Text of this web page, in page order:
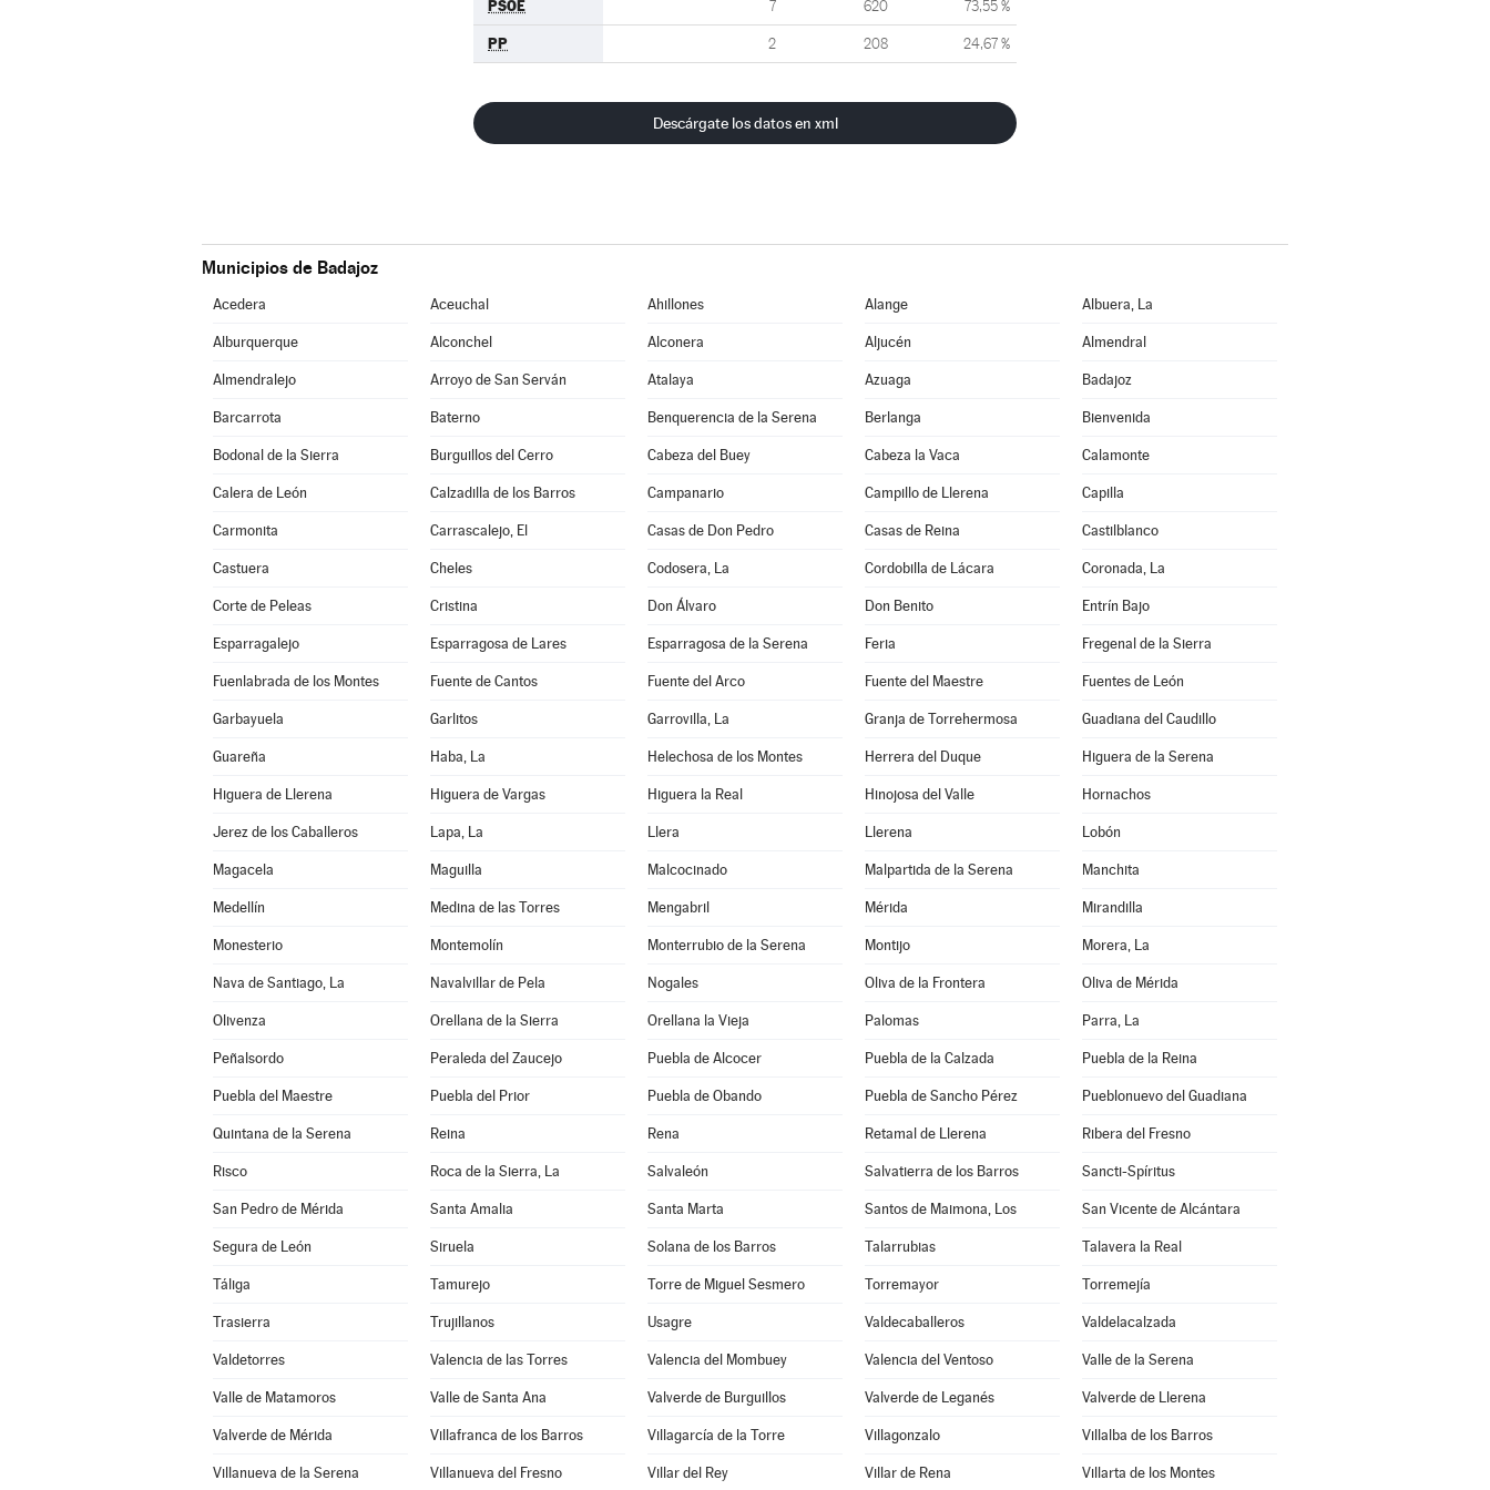
PSOE 7 620 73,55 %
PP 2 208 24,67 %
Descárgate los datos en xml
Municipios de Badajoz
Acedera Aceuchal Ahillones Alange Albuera, La
Alburquerque Alconchel Alconera Aljucén Almendral
Almendralejo Arroyo de San Serván Atalaya Azuaga Badajoz
Barcarrota Baterno Benquerencia de la Serena Berlanga Bienvenida
Bodonal de la Sierra Burguillos del Cerro Cabeza del Buey Cabeza la Vaca Calamonte
Calera de León Calzadilla de los Barros Campanario Campillo de Llerena Capilla
Carmonita Carrascalejo, El Casas de Don Pedro Casas de Reina Castilblanco
Castuera Cheles Codosera, La Cordobilla de Lácara Coronada, La
Corte de Peleas Cristina Don Álvaro Don Benito Entrín Bajo
Esparragalejo Esparragosa de Lares Esparragosa de la Serena Feria Fregenal de la Sierra
Fuenlabrada de los Montes Fuente de Cantos Fuente del Arco Fuente del Maestre Fuentes de León
Garbayuela Garlitos Garrovilla, La Granja de Torrehermosa Guadiana del Caudillo
Guareña Haba, La Helechosa de los Montes Herrera del Duque Higuera de la Serena
Higuera de Llerena Higuera de Vargas Higuera la Real Hinojosa del Valle Hornachos
Jerez de los Caballeros Lapa, La Llera Llerena Lobón
Magacela Maguilla Malcocinado Malpartida de la Serena Manchita
Medellín Medina de las Torres Mengabril Mérida Mirandilla
Monesterio Montemolín Monterrubio de la Serena Montijo Morera, La
Nava de Santiago, La Navalvillar de Pela Nogales Oliva de la Frontera Oliva de Mérida
Olivenza Orellana de la Sierra Orellana la Vieja Palomas Parra, La
Peñalsordo Peraleda del Zaucejo Puebla de Alcocer Puebla de la Calzada Puebla de la Reina
Puebla del Maestre Puebla del Prior Puebla de Obando Puebla de Sancho Pérez Pueblonuevo del Guadiana
Quintana de la Serena Reina Rena Retamal de Llerena Ribera del Fresno
Risco Roca de la Sierra, La Salvaleón Salvatierra de los Barros Sancti-Spíritus
San Pedro de Mérida Santa Amalia Santa Marta Santos de Maimona, Los San Vicente de Alcántara
Segura de León Siruela Solana de los Barros Talarrubias Talavera la Real
Táliga Tamurejo Torre de Miguel Sesmero Torremayor Torremejía
Trasierra Trujillanos Usagre Valdecaballeros Valdelacalzada
Valdetorres Valencia de las Torres Valencia del Mombuey Valencia del Ventoso Valle de la Serena
Valle de Matamoros Valle de Santa Ana Valverde de Burguillos Valverde de Leganés Valverde de Llerena
Valverde de Mérida Villafranca de los Barros Villagarcía de la Torre Villagonzalo Villalba de los Barros
Villanueva de la Serena Villanueva del Fresno Villar del Rey Villar de Rena Villarta de los Montes